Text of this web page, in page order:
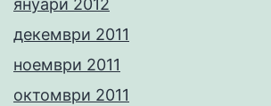
януари 2012
декември 2011
ноември 2011
октомври 2011